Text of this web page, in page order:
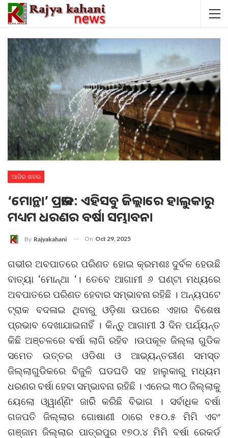
ଆଜିର ଖବର
‘ମୋନ୍ଥା’ ପ୍ରଭାବ: ଏହିସବୁ ଜିଲ୍ଲାରେ ହାଲୁକାରୁ
ମଧ୍ୟମ ଧରଣର ବର୍ଷା ସମ୍ଭାବନା
By Rajyakahani On Oct 29, 2025
ଗଭୀର ଅବପାତରେ ପରିଣତ ହୋଇ କ୍ରମଶଃ ଦୁର୍ବଳ ହେଉଛି
ବାତ୍ୟା ‘ମୋନ୍ଥା ‘। ତେବେ ଆଗାମୀ ୬ ଘଣ୍ଟା ମଧ୍ୟରେ
ଅବପାତରେ ପରିଣତ ହେବାର ସମ୍ଭାବନା ରହିଛି । ଅନ୍ୟପଟେ
ଟ୍ରାକ ବଦଳାଇ ଥିବାରୁ ଓଡ଼ିଶା ଉପରେ ଏହାର ବିଶେଷ
ପ୍ରଭାବ ଦେଖାଯାଇନାହିଁ । କିନ୍ତୁ ଆଗାମୀ 3 ଦିନ ପର୍ଯ୍ୟନ୍ତ
କିଛି ଅଞ୍ଚଳରେ ବର୍ଷା ଲାଗି ରହିବ ।ଉପକୂଳ ଜିଲ୍ଲା ଗୁଡିକ
ସମେତ ଉତ୍ତର ଓଡିଶା ଓ ଆଭ୍ୟନ୍ତରୀଣ ସମସ୍ତ
ଜିଲ୍ଲାଗୁଡିକରେ ବିଜୁଳି ଘଡଘଡି ସହ ହାଲୁକାରୁ ମଧ୍ୟମ
ଧରଣର ବର୍ଷା ହେବା ସମ୍ଭାବନା ରହିଛି । ଏନେଇ ୩୦ ଜିଲ୍ଲାକୁ
ୟେଲୋ ଓ୍ୱାର୍ଣ୍ଣିଂ ଜାରିି କରିଛି ବିଭାଗ । ସର୍ବାଧିକ ବର୍ଷା
ଗଜପତି ଜିଲ୍ଲାର ଗୋଷାଣୀ ଠାରେ ୧୫୦.୫ ମିମି ଏବଂ
ଗଞ୍ଜାମ ଜିଲ୍ଲାର ପାତ୍ରପୁର ୧୭୦.୪ ମିମି ବର୍ଷା ରେକର୍ଡ